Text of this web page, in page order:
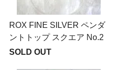
ROX FINE SILVER ペンダ
ントトップ スクエア No.2
SOLD OUT